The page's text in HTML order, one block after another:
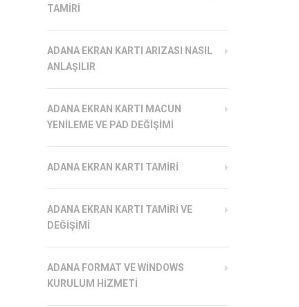
TAMIRI
ADANA EKRAN KARTI ARIZASI NASIL
ANLAŞILIR
ADANA EKRAN KARTI MACUN
YENILEME VE PAD DEĞIŞIMI
ADANA EKRAN KARTI TAMIRI
ADANA EKRAN KARTI TAMIRI VE
DEĞIŞIMI
ADANA FORMAT VE WINDOWS
KURULUM HIZMETI